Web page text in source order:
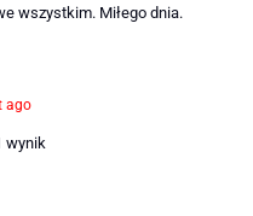
wszystkim. Miłego dnia.
ago
wynik